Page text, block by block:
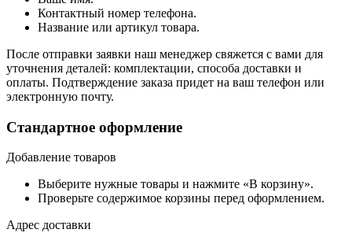
Контактный номер телефона.
Название или артикул товара.
После отправки заявки наш менеджер свяжется с вами для
уточнения деталей: комплектации, способа доставки и
оплаты. Подтверждение заказа придет на ваш телефон или
электронную почту.
Стандартное оформление
Добавление товаров
Выберите нужные товары и нажмите «В корзину».
Проверьте содержимое корзины перед оформлением.
Адрес доставки